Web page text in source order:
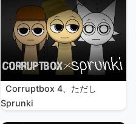
Corruptbox 4、ただし
Sprunki